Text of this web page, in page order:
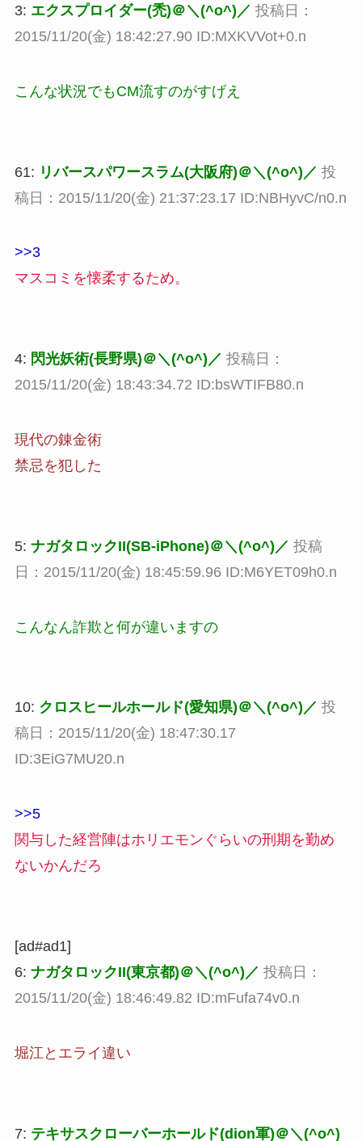
3: エクスプロイダー(禿)＠＼(^o^)／ 投稿日：
2015/11/20(金) 18:42:27.90 ID:MXKVVot+0.n
こんな状況でもCM流すのがすげえ
61: リバースパワースラム(大阪府)＠＼(^o^)／ 投
稿日：2015/11/20(金) 21:37:23.17 ID:NBHyvC/n0.n
>>3
マスコミを懐柔するため。
4: 閃光妖術(長野県)＠＼(^o^)／ 投稿日：
2015/11/20(金) 18:43:34.72 ID:bsWTIFB80.n
現代の錬金術
禁忌を犯した
5: ナガタロックII(SB-iPhone)＠＼(^o^)／ 投稿
日：2015/11/20(金) 18:45:59.96 ID:M6YET09h0.n
こんなん詐欺と何が違いますの
10: クロスヒールホールド(愛知県)＠＼(^o^)／ 投
稿日：2015/11/20(金) 18:47:30.17
ID:3EiG7MU20.n
>>5
関与した経営陣はホリエモンぐらいの刑期を勤め
ないかんだろ
[ad#ad1]
6: ナガタロックII(東京都)＠＼(^o^)／ 投稿日：
2015/11/20(金) 18:46:49.82 ID:mFufa74v0.n
堀江とエライ違い
7: テキサスクローバーホールド(dion軍)＠＼(^o^)